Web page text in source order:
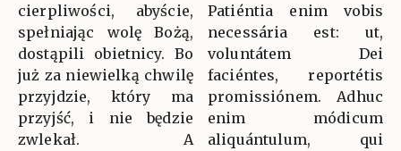
cierpliwości, abyście,
spełniając wolę Bożą,
dostąpili obietnicy. Bo
już za niewielką chwilę
przyjdzie, który ma
przyjść, i nie będzie
zwlekał. A
Patiéntia enim vobis
necessária est: ut,
voluntátem Dei
faciéntes, reportétis
promissiónem. Adhuc
enim módicum
aliquántulum, qui